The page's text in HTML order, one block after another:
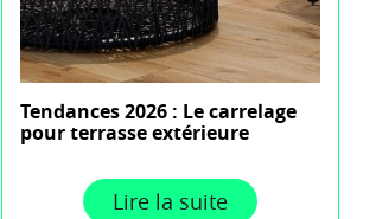
Tendances 2026 : Le carrelage
pour terrasse extérieure
Lire la suite